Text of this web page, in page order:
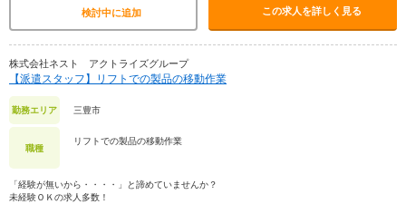
検討中に追加 この求人を詳しく見る
株式会社ネスト アクトライズグループ
【派遣スタッフ】リフトでの製品の移動作業
勤務エリア 三豊市
職種
リフトでの製品の移動作業
「経験が無いから・・・・」と諦めていませんか？
未経験ＯＫの求人多数！